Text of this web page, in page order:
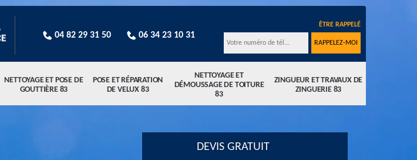
NETTOYAGE ET POSE DE
GOUTTIÈRE 83
POSE ET RÉPARATION
DE VELUX 83
NETTOYAGE ET
DÉMOUSSAGE DE TOITURE
83
ZINGUEUR ET TRAVAUX DE
ZINGUERIE 83
04 82 29 31 50 06 34 23 10 31
ÊTRE RAPPELÉ
DEVIS GRATUIT